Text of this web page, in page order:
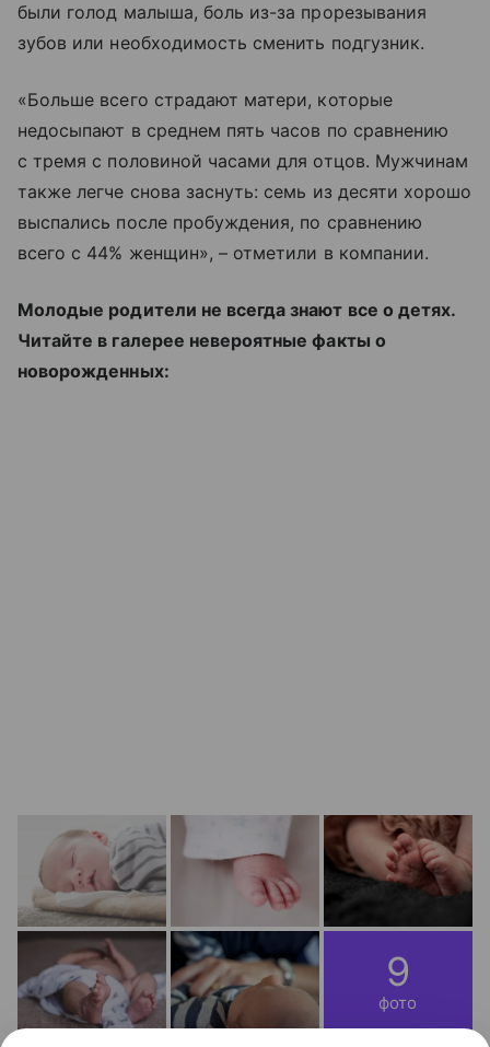
были голод малыша, боль из-за прорезывания
зубов или необходимость сменить подгузник.
«Больше всего страдают матери, которые
недосыпают в среднем пять часов по сравнению
с тремя с половиной часами для отцов. Мужчинам
также легче снова заснуть: семь из десяти хорошо
выспались после пробуждения, по сравнению
всего с 44% женщин», – отметили в компании.
Молодые родители не всегда знают все о детях.
Читайте в галерее невероятные факты о
новорожденных:
9
фото